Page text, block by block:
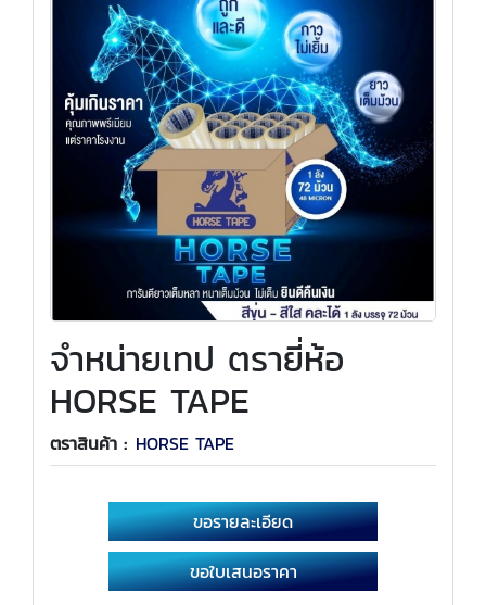
จำหน่ายเทป ตรายี่ห้อ
HORSE TAPE
ตราสินค้า : HORSE TAPE
ขอรายละเอียด
ขอใบเสนอราคา